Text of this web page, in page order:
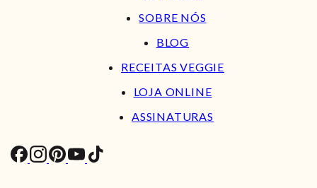
SOBRE NÓS
BLOG
RECEITAS VEGGIE
LOJA ONLINE
ASSINATURAS